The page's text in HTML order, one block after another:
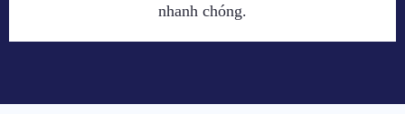
nhanh chóng.